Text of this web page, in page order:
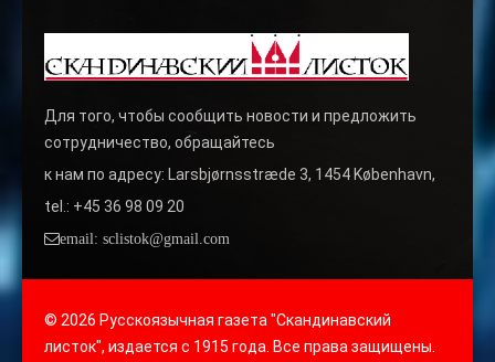
Для того, чтобы сообщить новости и предложить
сотрудничество, обращайтесь
к нам по адресу: Larsbjørnsstræde 3, 1454 København,
tel.: +45 36 98 09 20
email: sclistok@gmail.com
© 2026 Русскоязычная газета "Скандинавский
листок", издается с 1915 года. Все права защищены.